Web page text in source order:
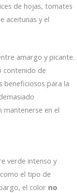
de hojas, tomates
aceitunas y el
amargo y picante.
contenido de
beneficiosos para la
en el
verde intenso y
el tipo de
el color no